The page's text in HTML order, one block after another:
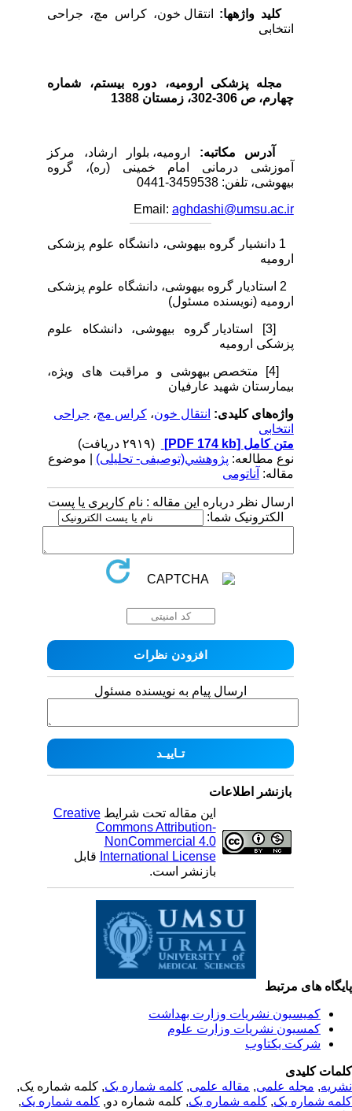
کلید واژه­ها:انتقال خون، کراس مچ، جراحی
انتخابی
مجله پزشکی ارومیه، دوره بیستم، شماره‌
چهارم، ص 306-302، زمستان 1388
آدرس مکاتبه: ارومیه، بلوار ارشاد، مرکز
آموزشی درمانی امام خمینی (ره)، گروه
بیهوشی، تلفن: 3459538-0441
Email:aghdashi@umsu.ac.ir
1 دانشیار گروه بیهوشی، دانشگاه علوم پزشکی
ارومیه
2 استادیار گروه بیهوشی، دانشگاه علوم پزشکی
ارومیه (نویسنده مسئول)
استادیار گروه بیهوشی، دانشکاه علوم
پزشکی ارومیه
متخصص بیهوشی و مراقبت های ویژه،
بیمارستان شهید عارفیان
واژه‌های کلیدی:انتقال خون،کراس مچ،جراحی
انتخابی
متن کامل[PDF 174 kb]
نوع مطالعه:پژوهشي(توصیفی- تحلیلی) | موضوع
مقاله:آناتومی
ارسال نظر درباره این مقاله : نام کاربری یا پست
الکترونیک شما:
ارسال پیام به نویسنده مسئول
بازنشر اطلاعات
این مقاله تحت شرایطCreative
Commons Attribution-
NonCommercial 4.0
International Licenseقابل
بازنشر است.
های مرتبط
کمیسیون نشریات وزارت بهداشت
کمسیون نشریات وزارت علوم
شرکت یکتاوب
کلیدی
,مجله علمی, مقاله علمی, کلمه شماره یک, کلمه شماره یک,
شماره یک,کلمه شماره یک, کلمه شماره دو,کلمه شماره یک,